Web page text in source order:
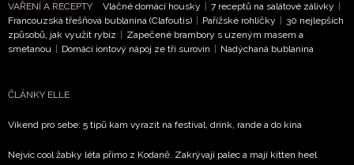
ochrany soukromí- BurdaMedia Extra s.r.o. bude s
Vašimi údaji pracovat zejména k organizaci a
vyhodnocení akce a zasílání novinek.
informace od našich partnerů? Pokud souhlasíte se
soukromí BurdaMedia Extra s.r.o.
VAŘENÍ A RECEPTY Vláčné domácí housky 7 receptů na salátové zálivky
Francouzská třešňová bublanina (Clafoutis)
Pařížské rohlíčky
30 nejlepších
způsobů, jak využít rybíz
Zapečené brambory s uzeným masem a
smetanou
Domácí iontový nápoj ze tří surovin Nadýchaná bublanina
ČLÁNKY ELLE
Víkend pro sebe: 5 tipů kam vyrazit na festival, drink, rande a do kina
Nejvíc cool žabky léta přímo z Kodaně. Zakrývají palec a mají kitten heel